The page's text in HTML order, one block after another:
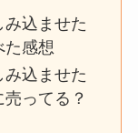
み込ませた
た感想
み込ませた
ってる？